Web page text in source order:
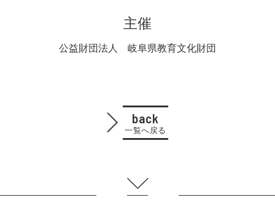
主催
公益財団法人 岐阜県教育文化財団
back
一覧へ戻る